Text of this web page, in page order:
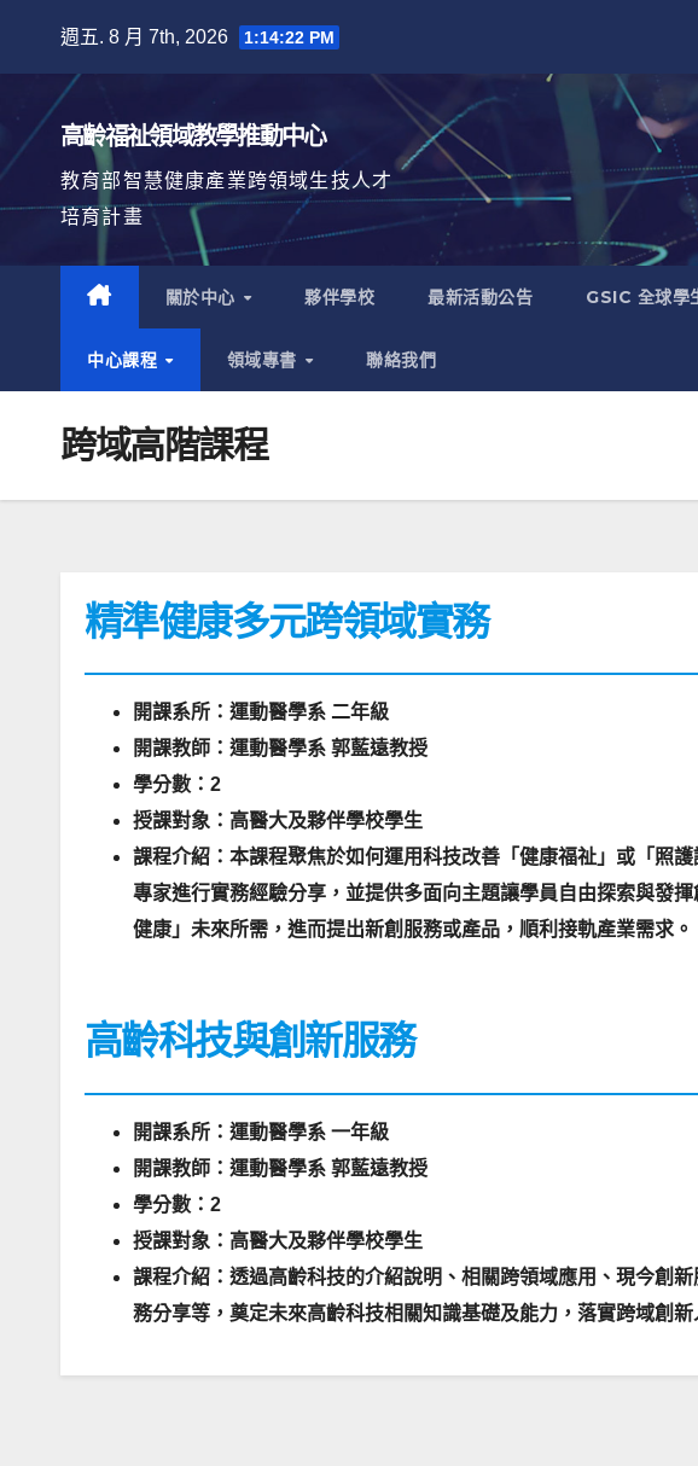
週五. 8 月 7th, 2026 1:14:22 PM
高齡福祉領域教學推動中心
教育部智慧健康產業跨領域生技人才
培育計畫
關於中心 夥伴學校 最新活動公告 GSIC 全球學
中心課程 領域專書 聯絡我們
跨域高階課程
精準健康多元跨領域實務
開課系所：運動醫學系 二年級
開課教師：運動醫學系 郭藍遠教授
學分數：2
授課對象：高醫大及夥伴學校學生
課程介紹：本課程聚焦於如何運用科技改善「健康福祉」或「照
專家進行實務經驗分享，並提供多面向主題讓學員自由探索與發
健康」未來所需，進而提出新創服務或產品，順利接軌產業需求。
高齡科技與創新服務
開課系所：運動醫學系 一年級
開課教師：運動醫學系 郭藍遠教授
學分數：2
授課對象：高醫大及夥伴學校學生
課程介紹：透過高齡科技的介紹說明、相關跨領域應用、現今創
務分享等，奠定未來高齡科技相關知識基礎及能力，落實跨域創新